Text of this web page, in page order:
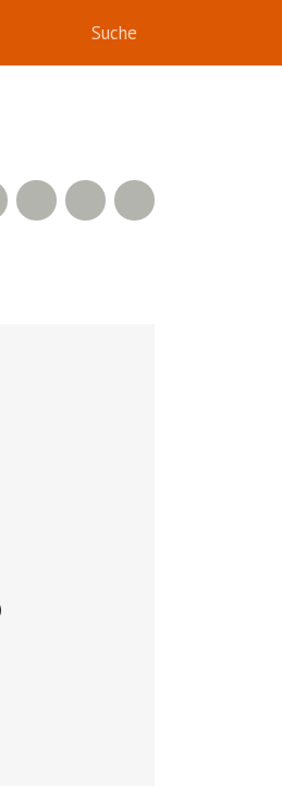
Facebook
YouTube
RSS Feed